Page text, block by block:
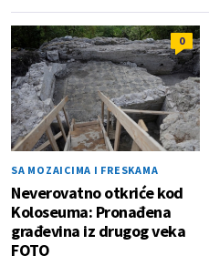
0
SA MOZAICIMA I FRESKAMA
Neverovatno otkriće kod
Koloseuma: Pronađena
građevina iz drugog veka
FOTO